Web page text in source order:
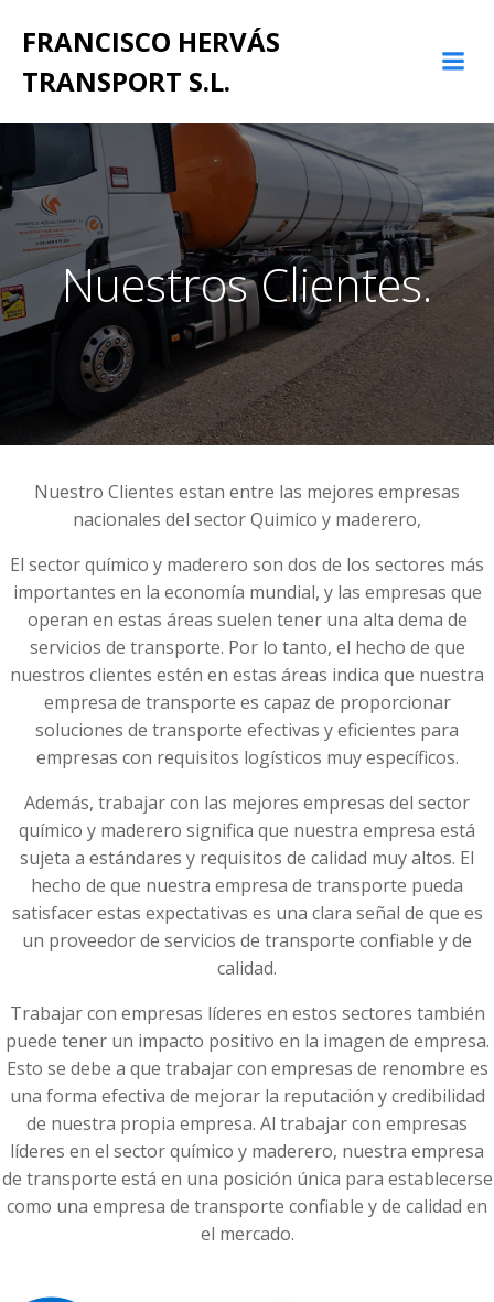
al
FRANCISCO HERVÁS
TRANSPORT S.L.
Nuestros Clientes.
Nuestro Clientes estan entre las mejores empresas
nacionales del sector Quimico y maderero,
El sector químico y maderero son dos de los sectores más
importantes en la economía mundial, y las empresas que
operan en estas áreas suelen tener una alta dema de
servicios de transporte. Por lo tanto, el hecho de que
nuestros clientes estén en estas áreas indica que nuestra
empresa de transporte es capaz de proporcionar
soluciones de transporte efectivas y eficientes para
empresas con requisitos logísticos muy específicos.
Además, trabajar con las mejores empresas del sector
químico y maderero significa que nuestra empresa está
sujeta a estándares y requisitos de calidad muy altos. El
hecho de que nuestra empresa de transporte pueda
satisfacer estas expectativas es una clara señal de que es
un proveedor de servicios de transporte confiable y de
calidad.
Trabajar con empresas líderes en estos sectores también
puede tener un impacto positivo en la imagen de empresa.
Esto se debe a que trabajar con empresas de renombre es
una forma efectiva de mejorar la reputación y credibilidad
de nuestra propia empresa. Al trabajar con empresas
líderes en el sector químico y maderero, nuestra empresa
de transporte está en una posición única para establecerse
como una empresa de transporte confiable y de calidad en
el mercado.